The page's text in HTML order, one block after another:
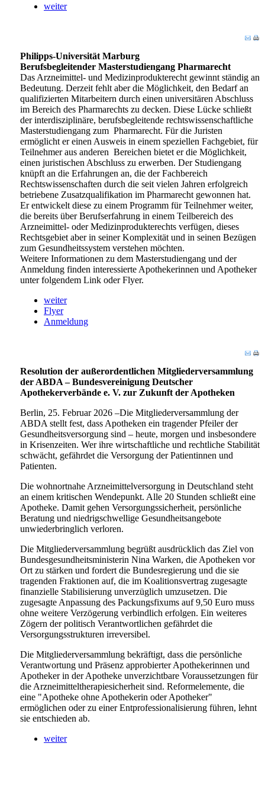
weiter
Philipps-Universität Marburg
Berufsbegleitender Masterstudiengang Pharmarecht
Das Arzneimittel- und Medizinprodukterecht gewinnt ständig an
Bedeutung. Derzeit fehlt aber die Möglichkeit, den Bedarf an
qualifizierten Mitarbeitern durch einen universitären Abschluss
im Bereich des Pharmarechts zu decken. Diese Lücke schließt
der interdisziplinäre, berufsbegleitende rechtswissenschaftliche
Masterstudiengang zum Pharmarecht. Für die Juristen
ermöglicht er einen Ausweis in einem speziellen Fachgebiet, für
Teilnehmer aus anderen Bereichen bietet er die Möglichkeit,
einen juristischen Abschluss zu erwerben. Der Studiengang
knüpft an die Erfahrungen an, die der Fachbereich
Rechtswissenschaften durch die seit vielen Jahren erfolgreich
betriebene Zusatzqualifikation im Pharmarecht gewonnen hat.
Er entwickelt diese zu einem Programm für Teilnehmer weiter,
die bereits über Berufserfahrung in einem Teilbereich des
Arzneimittel- oder Medizinprodukterechts verfügen, dieses
Rechtsgebiet aber in seiner Komplexität und in seinen Bezügen
zum Gesundheitssystem verstehen möchten.
Weitere Informationen zu dem Masterstudiengang und der
Anmeldung finden interessierte Apothekerinnen und Apotheker
unter folgendem Link oder Flyer.
weiter
Flyer
Anmeldung
Resolution der außerordentlichen Mitgliederversammlung
der ABDA – Bundesvereinigung Deutscher
Apothekerverbände e. V. zur Zukunft der Apotheken
Berlin, 25. Februar 2026 –Die Mitgliederversammlung der
ABDA stellt fest, dass Apotheken ein tragender Pfeiler der
Gesundheitsversorgung sind – heute, morgen und insbesondere
in Krisenzeiten. Wer ihre wirtschaftliche und rechtliche Stabilität
schwächt, gefährdet die Versorgung der Patientinnen und
Patienten.
Die wohnortnahe Arzneimittelversorgung in Deutschland steht
an einem kritischen Wendepunkt. Alle 20 Stunden schließt eine
Apotheke. Damit gehen Versorgungssicherheit, persönliche
Beratung und niedrigschwellige Gesundheitsangebote
unwiederbringlich verloren.
Die Mitgliederversammlung begrüßt ausdrücklich das Ziel von
Bundesgesundheitsministerin Nina Warken, die Apotheken vor
Ort zu stärken und fordert die Bundesregierung und die sie
tragenden Fraktionen auf, die im Koalitionsvertrag zugesagte
finanzielle Stabilisierung unverzüglich umzusetzen. Die
zugesagte Anpassung des Packungsfixums auf 9,50 Euro muss
ohne weitere Verzögerung verbindlich erfolgen. Ein weiteres
Zögern der politisch Verantwortlichen gefährdet die
Versorgungsstrukturen irreversibel.
Die Mitgliederversammlung bekräftigt, dass die persönliche
Verantwortung und Präsenz approbierter Apothekerinnen und
Apotheker in der Apotheke unverzichtbare Voraussetzungen für
die Arzneimitteltherapiesicherheit sind. Reformelemente, die
eine "Apotheke ohne Apothekerin oder Apotheker"
ermöglichen oder zu einer Entprofessionalisierung führen, lehnt
sie entschieden ab.
weiter